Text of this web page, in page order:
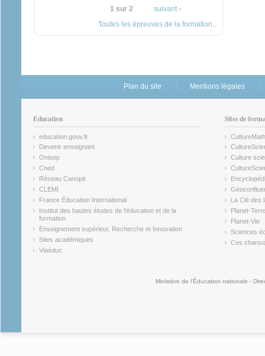
1 sur 2
suivant ›
Toutes les épreuves de la formation...
Plan du site Mentions légales
Éducation
education.gouv.fr
(link is external)
Devenir enseignant
(link is external)
Onisep
(link is external)
Cned
(link is external)
Réseau Canopé
(link is external)
CLEMI
(link is external)
France Éducation International
(link is external)
Institut des hautes études de l'éducation et de la
formation
(link is external)
Enseignement supérieur, Recherche et Innovation
(link is external)
Sites académiques
(link is external)
Viaéduc
Sites de
CultureMath
(link is
(link is
Culture
(link is
(link is
(link is
La Clé des
(link is
Planet-
(link is
Planet-Vie
(link is
Sciences
(link is
Ces
Ministère de l'Éducation nationale -